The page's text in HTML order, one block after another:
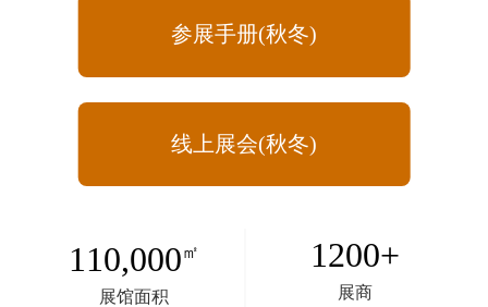
参展手册(秋冬)
线上展会(秋冬)
110,000㎡
展馆面积
1200+
展商